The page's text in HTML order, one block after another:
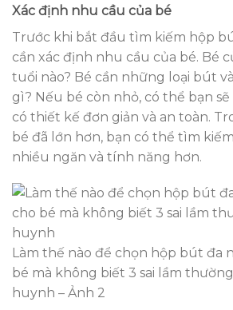
Xác định nhu cầu của bé
Trước khi bắt đầu tìm kiếm hộp
cần xác định nhu cầu của bé. Bé
tuổi nào? Bé cần những loại bút
gì? Nếu bé còn nhỏ, có thể bạn
có thiết kế đơn giản và an toàn.
bé đã lớn hơn, bạn có thể tìm
nhiều ngăn và tính năng hơn.
Làm thế nào để chọn hộp bút đa
bé mà không biết 3 sai lầm
huynh – Ảnh 2